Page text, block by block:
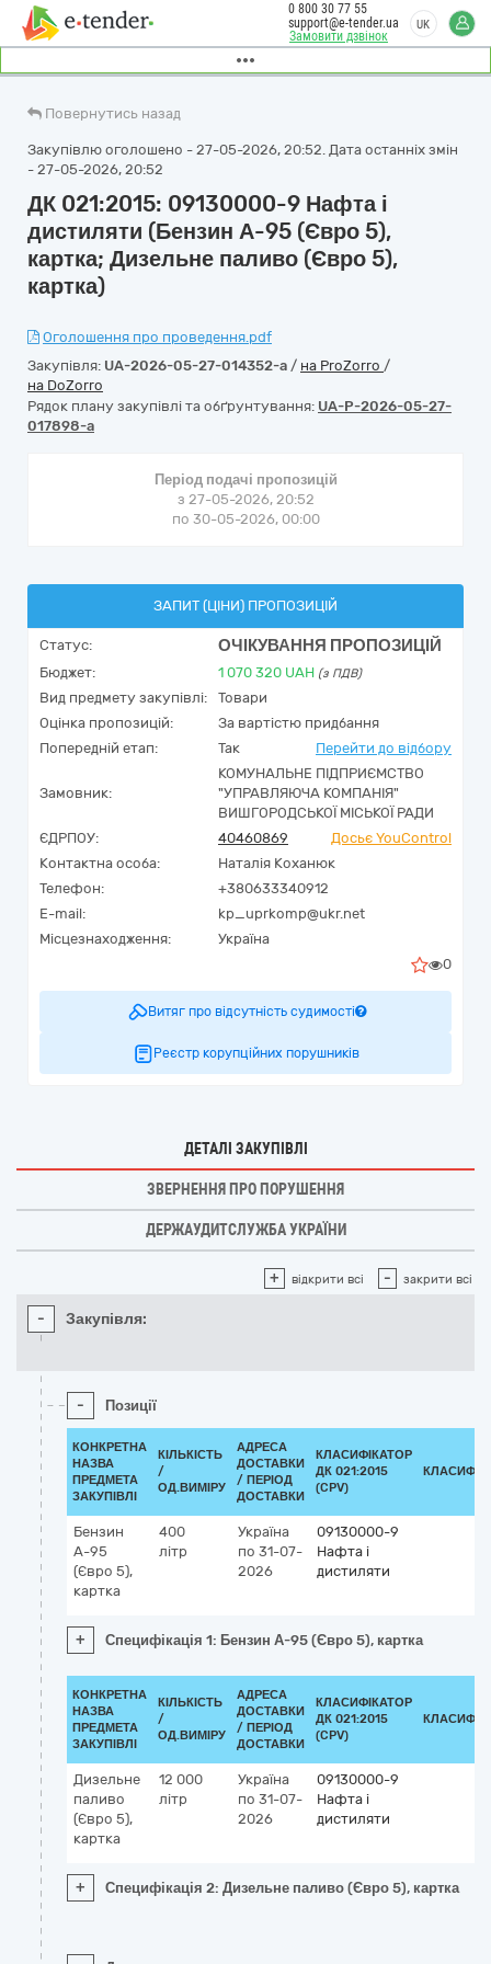
Замовити дзвінок
0 800 30 77 55
support@e-tender.ua
UK
Повернутись назад
Закупівлю оголошено - 27-05-2026, 20:52. Дата останніх змін
- 27-05-2026, 20:52
ДК 021:2015: 09130000-9 Нафта і
дистиляти (Бензин А-95 (Євро 5),
картка; Дизельне паливо (Євро 5),
картка)
Оголошення про проведення.pdf
Закупівля: UA-2026-05-27-014352-a / на ProZorro /
на DoZorro
Рядок плану закупівлі та обґрунтування: UA-P-2026-05-27-
017898-a
Період подачі пропозицій
з 27-05-2026, 20:52
по 30-05-2026, 00:00
ЗАПИТ (ЦІНИ) ПРОПОЗИЦІЙ
Статус: ОЧІКУВАННЯ ПРОПОЗИЦІЙ
Бюджет: 1 070 320 UAH (з ПДВ)
Вид предмету закупівлі:
Товари
Оцінка пропозицій:
За вартістю придбання
Попередній етап:
Так Перейти до відбору
Замовник:
КОМУНАЛЬНЕ ПІДПРИЄМСТВО
"УПРАВЛЯЮЧА КОМПАНІЯ"
ВИШГОРОДСЬКОЇ МІСЬКОЇ РАДИ
ЄДРПОУ:
40460869
Досьє YouControl
Контактна особа:
Наталія Коханюк
Телефон:
+380633340912
E-mail:
kp_uprkomp@ukr.net
Місцезнаходження:
Україна
0
Витяг про відсутність судимості
Реєстр корупційних порушників
ДЕТАЛІ ЗАКУПІВЛІ
ЗВЕРНЕННЯ ПРО ПОРУШЕННЯ
ДЕРЖАУДИТСЛУЖБА УКРАЇНИ
+ відкрити всі - закрити всі
- Закупівля:
- Позиції
КОНКРЕТНА
НАЗВА
ПРЕДМЕТА
ЗАКУПІВЛІ
КІЛЬКІСТЬ
/
ОД.ВИМІРУ
АДРЕСА
ДОСТАВКИ
/ ПЕРІОД
ДОСТАВКИ
КЛАСИФІКАТОР
ДК 021:2015
(CPV)
Бензин
А-95
(Євро 5),
картка
400
літр
Україна
по 31-07-
2026
09130000-9
Нафта і
дистиляти
+ Специфікація 1: Бензин А-95 (Євро 5), картка
КОНКРЕТНА
НАЗВА
ПРЕДМЕТА
ЗАКУПІВЛІ
КІЛЬКІСТЬ
/
ОД.ВИМІРУ
АДРЕСА
ДОСТАВКИ
/ ПЕРІОД
ДОСТАВКИ
КЛАСИФІКАТОР
ДК 021:2015
(CPV)
Дизельне
паливо
(Євро 5),
картка
12 000
літр
Україна
по 31-07-
2026
09130000-9
Нафта і
дистиляти
+ Специфікація 2: Дизельне паливо (Євро 5), картка